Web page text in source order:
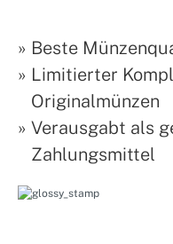
» Beste
» Limitierter
Originalmünzen
» Verausgabt als
Zahlungsmittel